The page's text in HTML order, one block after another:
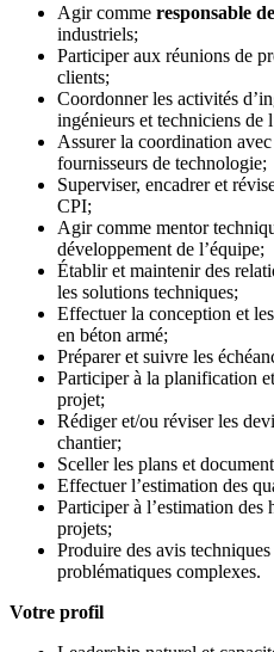
Agir comme responsable
industriels;
Participer aux réunions de
clients;
Coordonner les activités
ingénieurs et techniciens de
Assurer la coordination
fournisseurs de technologie;
Superviser, encadrer et
CPI;
Agir comme mentor
développement de l’équipe;
Établir et maintenir des
les solutions techniques;
Effectuer la conception et
en béton armé;
Préparer et suivre les
Participer à la planification
projet;
Rédiger et/ou réviser les
chantier;
Sceller les plans et
Effectuer l’estimation des
Participer à l’estimation
projets;
Produire des avis
problématiques complexes.
Votre profil